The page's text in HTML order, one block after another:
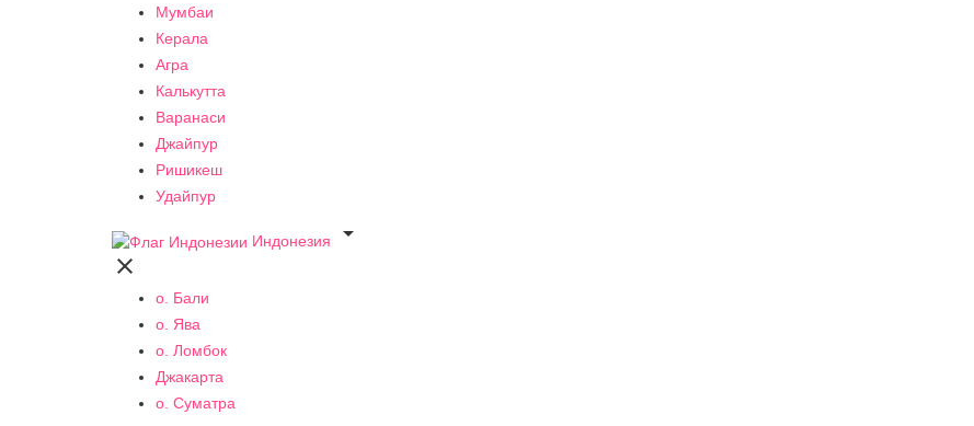
Мумбаи
Керала
Агра
Калькутта
Варанаси
Джайпур
Ришикеш
Удайпур
Индонезия


о. Бали
о. Ява
о. Ломбок
Джакарта
о. Суматра